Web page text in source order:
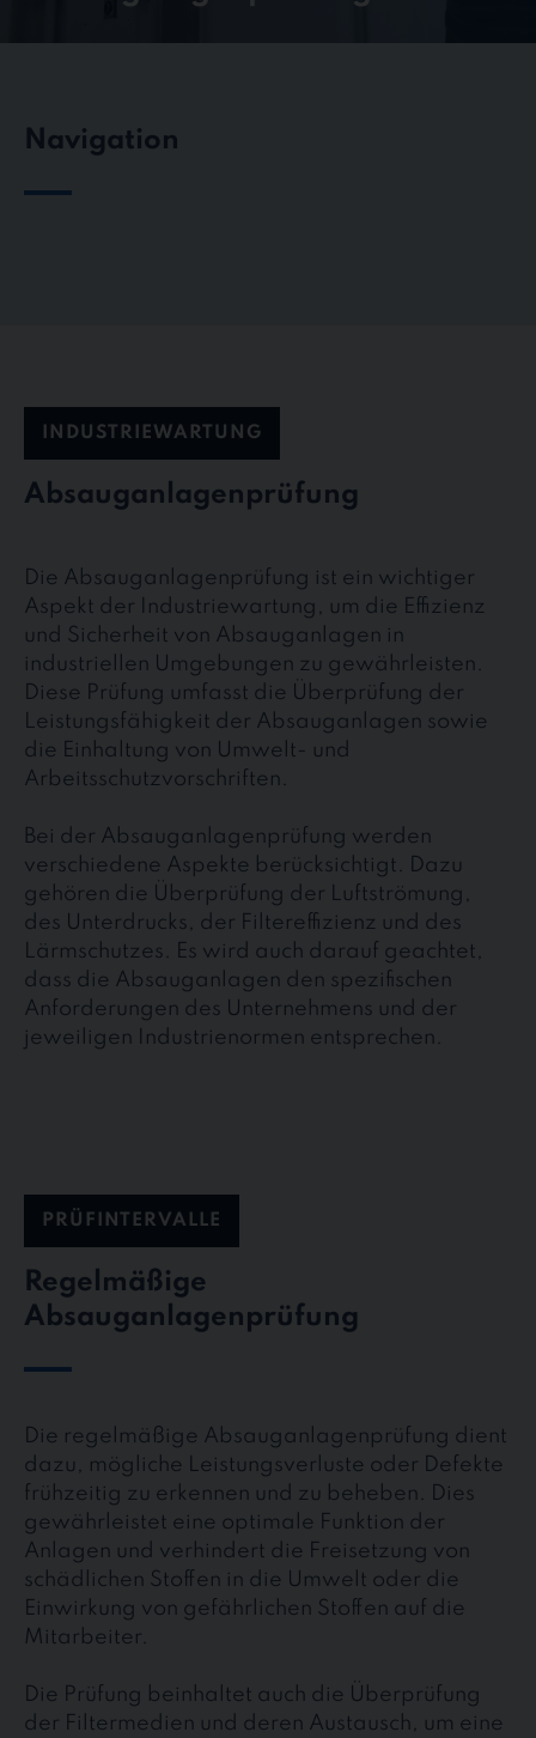
Navigation
INDUSTRIEWARTUNG
Absauganlagenprüfung
Die Absauganlagenprüfung ist ein wichtiger
Aspekt der Industriewartung, um die Effizienz
und Sicherheit von Absauganlagen in
industriellen Umgebungen zu gewährleisten.
Diese Prüfung umfasst die Überprüfung der
Leistungsfähigkeit der Absauganlagen sowie
die Einhaltung von Umwelt- und
Arbeitsschutzvorschriften.
Bei der Absauganlagenprüfung werden
verschiedene Aspekte berücksichtigt. Dazu
gehören die Überprüfung der Luftströmung,
des Unterdrucks, der Filtereffizienz und des
Lärmschutzes. Es wird auch darauf geachtet,
dass die Absauganlagen den spezifischen
Anforderungen des Unternehmens und der
jeweiligen Industrienormen entsprechen.
PRÜFINTERVALLE
Regelmäßige
Absauganlagenprüfung
Die regelmäßige Absauganlagenprüfung dient
dazu, mögliche Leistungsverluste oder Defekte
frühzeitig zu erkennen und zu beheben. Dies
gewährleistet eine optimale Funktion der
Anlagen und verhindert die Freisetzung von
schädlichen Stoffen in die Umwelt oder die
Einwirkung von gefährlichen Stoffen auf die
Mitarbeiter.
Die Prüfung beinhaltet auch die Überprüfung
der Filtermedien und deren Austausch, um eine